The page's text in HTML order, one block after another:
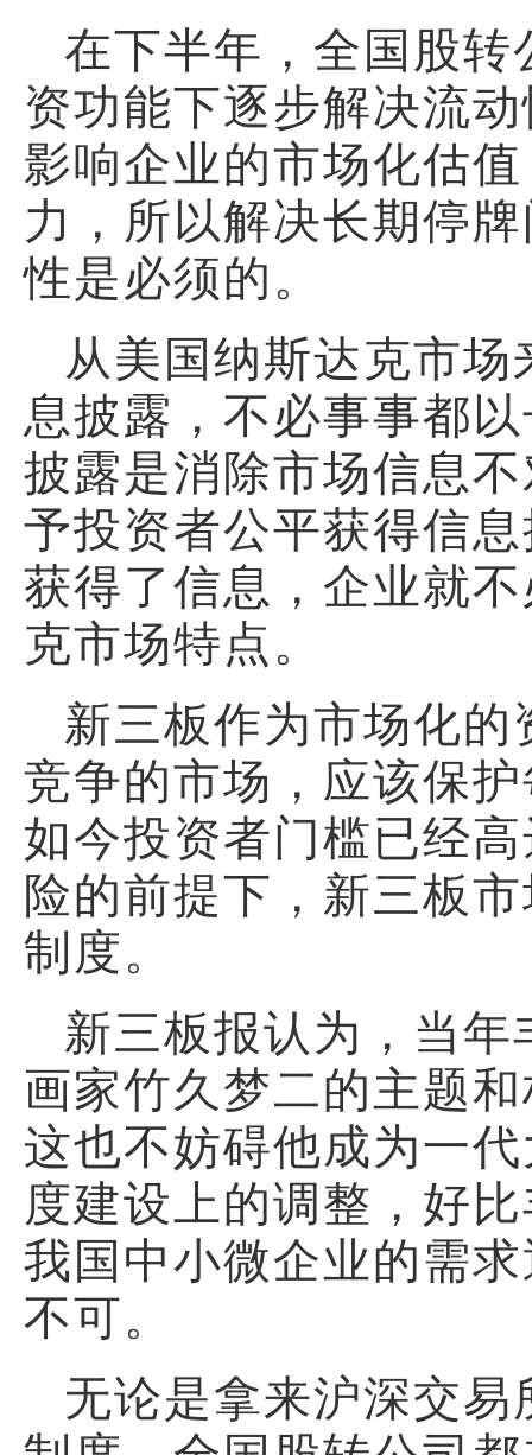
在下半年，全国股
资功能下逐步解决流
影响企业的市场化估
力，所以解决长期停
性是必须的。
从美国纳斯达克市
息披露，不必事事都
披露是消除市场信息
予投资者公平获得信
获得了信息，企业就
克市场特点。
新三板作为市场化
竞争的市场，应该保
如今投资者门槛已经
险的前提下，新三板
制度。
新三板报认为，当
画家竹久梦二的主题
这也不妨碍他成为一
度建设上的调整，好
我国中小微企业的需
不可。
无论是拿来沪深交